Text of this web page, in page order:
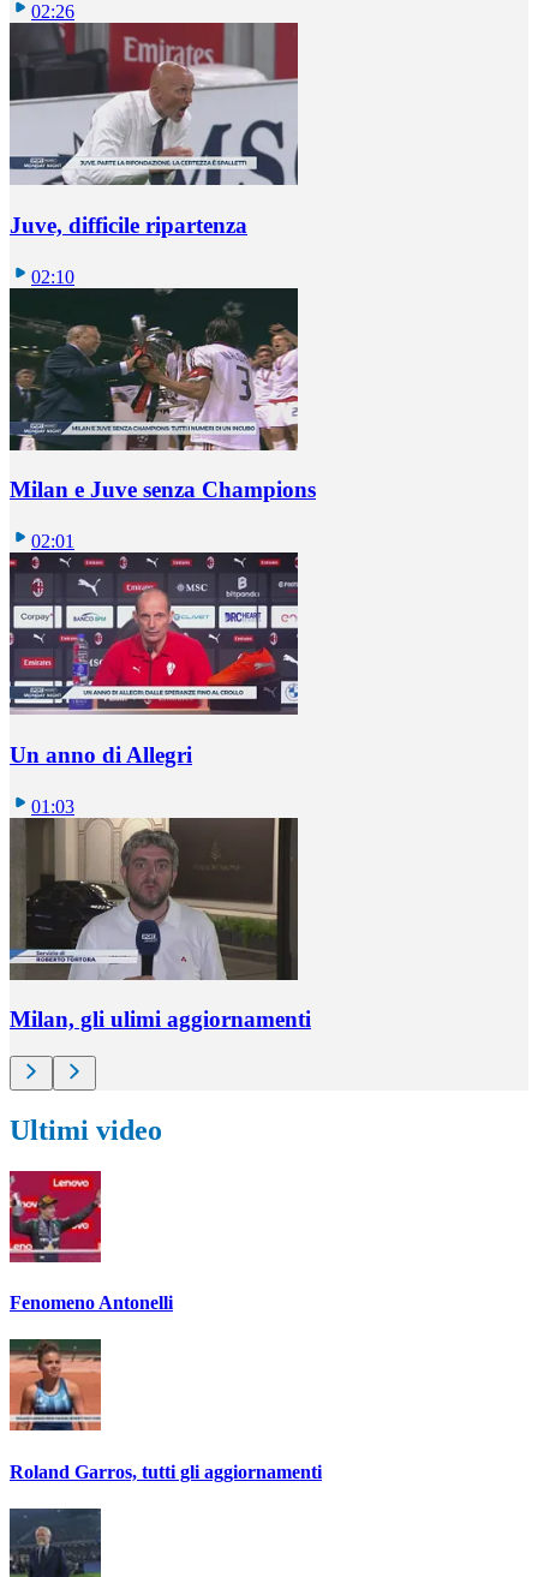
02:26
Juve, difficile ripartenza
02:10
Milan e Juve senza Champions
02:01
Un anno di Allegri
01:03
Milan, gli ulimi aggiornamenti
Ultimi video
Fenomeno Antonelli
Roland Garros, tutti gli aggiornamenti